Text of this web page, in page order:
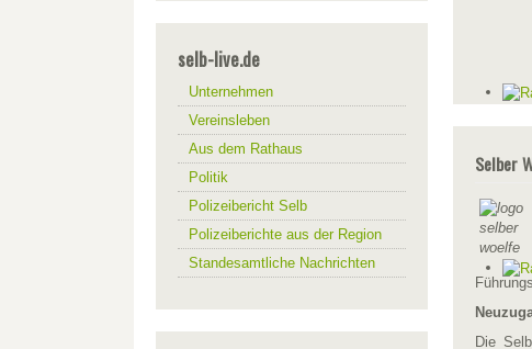
selb-live.de
Unternehmen
Vereinsleben
Aus dem Rathaus
Politik
Polizeibericht Selb
Polizeiberichte aus der Region
Standesamtliche Nachrichten
Selber
Die